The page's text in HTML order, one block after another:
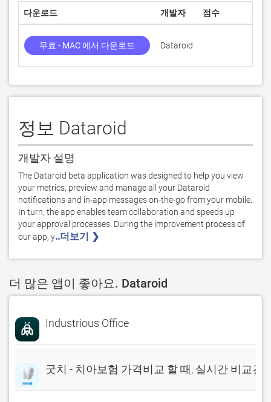
다운로드 개발자 점수
무료 - MAC 에서 다운로드 Dataroid
정보 Dataroid
개발자 설명
The Dataroid beta application was designed to help you view
your metrics, preview and manage all your Dataroid
notifications and in-app messages on-the-go from your mobile.
In turn, the app enables team collaboration and speeds up
your approval processes. During the improvement process of
our app, y..더보기 ❯
더 많은 앱이 좋아요. Dataroid
Industrious Office
굿치 - 치아보험 가격비교 할 때, 실시간 비교견